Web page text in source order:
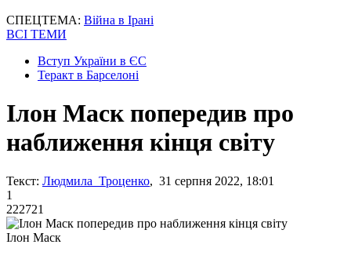
СПЕЦТЕМА: Війна в Ірані
ВСІ ТЕМИ
Вступ України в ЄС
Теракт в Барселоні
Ілон Маск попередив про
наближення кінця світу
Текст: Людмила Троценко, 31 серпня 2022, 18:01
1
222721
Ілон Маск